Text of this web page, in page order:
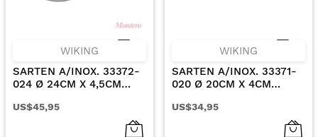
WIKING
SARTEN A/INOX. 33372-
024 Ø 24CM X 4,5CM
VIDRIO
US$45,95
WIKING
SARTEN A/INOX. 33371-
020 Ø 20CM X 4CM
VIDRIO
US$34,95